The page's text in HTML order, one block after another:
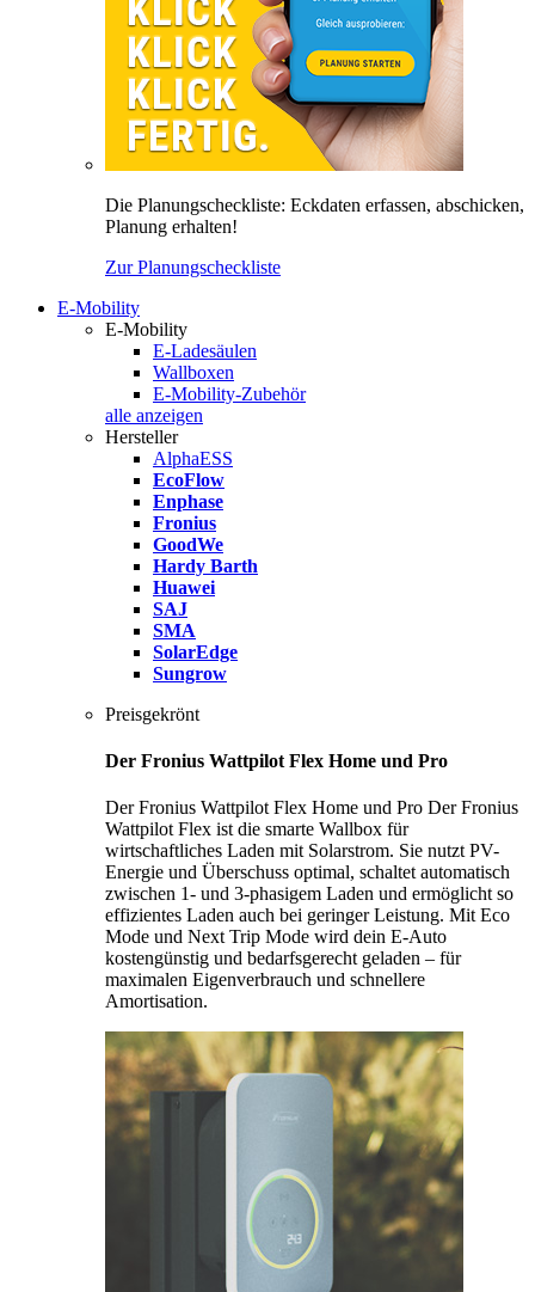
Die Planungscheckliste: Eckdaten erfassen, abschicken,
Planung erhalten!
Zur Planungscheckliste
E-Mobility
E-Mobility
E-Ladesäulen
Wallboxen
E-Mobility-Zubehör
alle anzeigen
Hersteller
AlphaESS
EcoFlow
Enphase
Fronius
GoodWe
Hardy Barth
Huawei
SAJ
SMA
SolarEdge
Sungrow
Preisgekrönt
Der Fronius Wattpilot Flex Home und Pro
Der Fronius Wattpilot Flex Home und Pro Der Fronius
Wattpilot Flex ist die smarte Wallbox für
wirtschaftliches Laden mit Solarstrom. Sie nutzt PV-
Energie und Überschuss optimal, schaltet automatisch
zwischen 1- und 3-phasigem Laden und ermöglicht so
effizientes Laden auch bei geringer Leistung. Mit Eco
Mode und Next Trip Mode wird dein E-Auto
kostengünstig und bedarfsgerecht geladen – für
maximalen Eigenverbrauch und schnellere
Amortisation.